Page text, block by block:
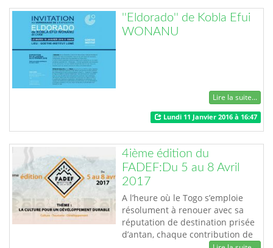
possible grâce à la dextérité de
l’artiste, d’avoir son portrait en 45
min après la commande…
''Eldorado'' de Kobla Efui
WONANU
Lire la suite...
Lundi 11 Janvier 2016 à 16:47
4ième édition du
FADEF:Du 5 au 8 Avril
2017
A l’heure où le Togo s’emploie
résolument à renouer avec sa
réputation de destination prisée
d’antan, chaque contribution de